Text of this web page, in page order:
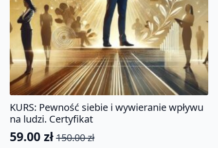
KURS: Pewność siebie i wywieranie wpływu
na ludzi. Certyfikat
150.00zł
Pierwotna
59.00 zł
Aktualna